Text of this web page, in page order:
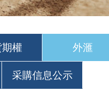
權 外滙
采購信息公示